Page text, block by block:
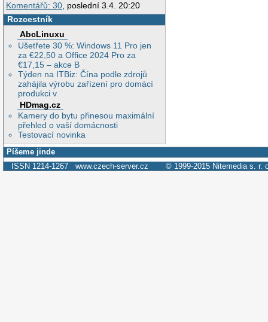
Komentářů: 30, poslední 3.4. 20:20
Rozcestník
AbcLinuxu
Ušetřete 30 %: Windows 11 Pro jen
za €22,50 a Office 2024 Pro za
€17,15 – akce B
Týden na ITBiz: Čína podle zdrojů
zahájila výrobu zařízení pro domácí
produkci v
HDmag.cz
Kamery do bytu přinesou maximální
přehled o vaší domácnosti
Testovací novinka
Píšeme jinde
ISSN 1214-1267 www.czech-server.cz © 1999-2015 Nitemedia s. r.